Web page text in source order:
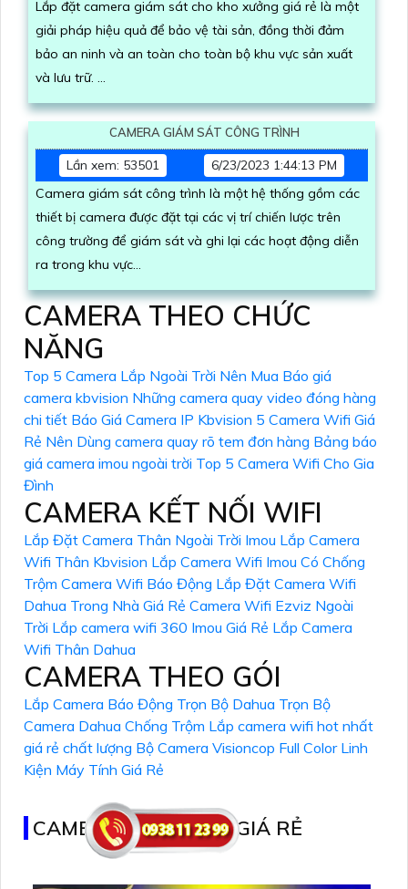
Lắp đặt camera giám sát cho kho xưởng giá rẻ là một
giải pháp hiệu quả để bảo vệ tài sản, đồng thời đảm
bảo an ninh và an toàn cho toàn bộ khu vực sản xuất
và lưu trữ.
Camera...
CAMERA GIÁM SÁT CÔNG TRÌNH
Lần xem: 53501
6/23/2023 1:44:13 PM
Camera giám sát công trình là một hệ thống gồm các
thiết bị camera được đặt tại các vị trí chiến lược trên
công trường để giám sát và ghi lại các hoạt động diễn
ra trong khu vực...
CAMERA THEO CHỨC
NĂNG
Top 5 Camera Lắp Ngoài Trời Nên Mua Báo giá
camera kbvision Những camera quay video đóng hàng
chi tiết Báo Giá Camera IP Kbvision 5 Camera Wifi Giá
Rẻ Nên Dùng camera quay rõ tem đơn hàng Bảng báo
giá camera imou ngoài trời Top 5 Camera Wifi Cho Gia
Đình
CAMERA KẾT NỐI WIFI
Lắp Đặt Camera Thân Ngoài Trời Imou Lắp Camera
Wifi Thân Kbvision Lắp Camera Wifi Imou Có Chống
Trộm Camera Wifi Báo Động Lắp Đặt Camera Wifi
Dahua Trong Nhà Giá Rẻ Camera Wifi Ezviz Ngoài
Trời Lắp camera wifi 360 Imou Giá Rẻ Lắp Camera
Wifi Thân Dahua
CAMERA THEO GÓI
Lắp Camera Báo Động Trọn Bộ Dahua Trọn Bộ
Camera Dahua Chống Trộm Lắp camera wifi hot nhất
giá rẻ chất lượng Bộ Camera Visioncop Full Color Linh
Kiện Máy Tính Giá Rẻ
CAMERA QUAN SÁT GIÁ RẺ